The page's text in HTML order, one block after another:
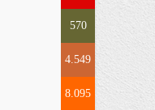
570
4.549
8.095